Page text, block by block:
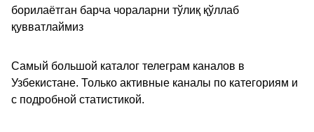
борилаётган барча чораларни тўлиқ қўллаб
қувватлаймиз
Самый большой каталог телеграм каналов в
Узбекистане. Только активные каналы по категориям и
с подробной статистикой.